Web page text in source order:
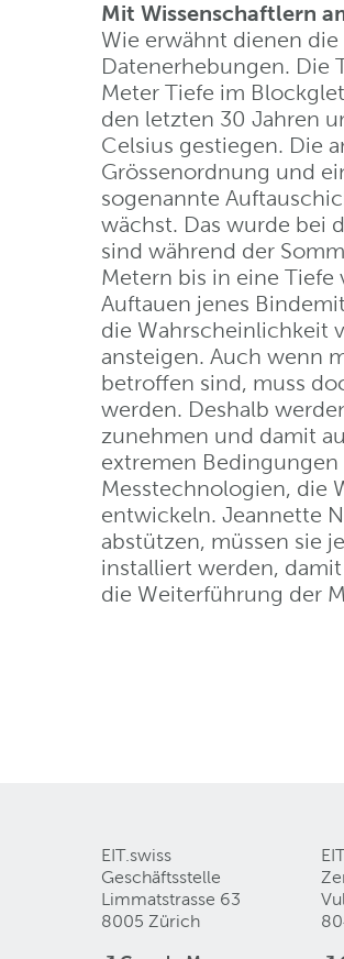
Mit Wissenschaftlern
Wie erwähnt dienen
Datenerhebungen. Die
Meter Tiefe im
den letzten 30 Jahren
Celsius gestiegen. Die
Grössenordnung und
sogenannte
wächst. Das wurde bei
sind während der
Metern bis in eine
Auftauen jenes
die Wahrscheinlichkeit
ansteigen. Auch wenn
betroffen sind, muss
werden. Deshalb
zunehmen und damit
extremen
Messtechnologien, die
entwickeln. Jeannette
abstützen, müssen sie
installiert werden,
die Weiterführung der
EIT.swiss
Geschäftsstelle
Limmatstrasse 63
8005 Zürich